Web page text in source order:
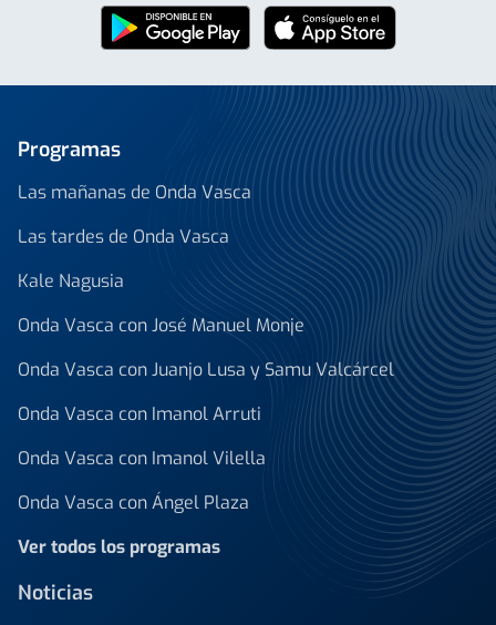
Programas
Las mañanas de Onda Vasca
Las tardes de Onda Vasca
Kale Nagusia
Onda Vasca con José Manuel Monje
Onda Vasca con Juanjo Lusa y Samu Valcárcel
Onda Vasca con Imanol Arruti
Onda Vasca con Imanol Vilella
Onda Vasca con Ángel Plaza
Ver todos los programas
Noticias